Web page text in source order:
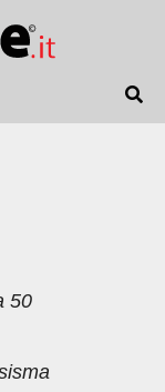
50